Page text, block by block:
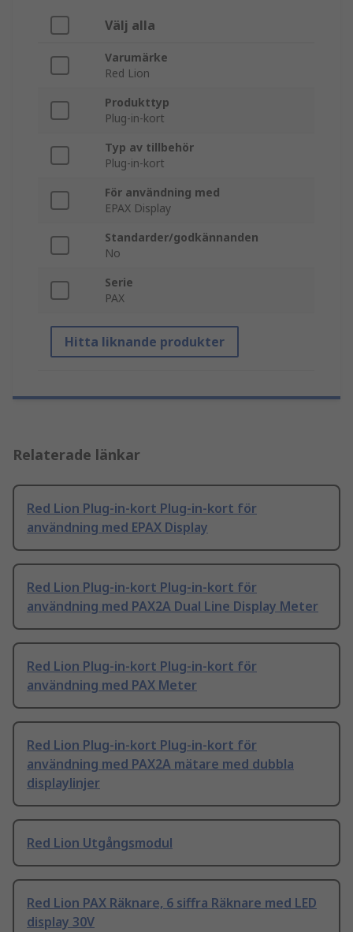
Välj alla
Varumärke
Red Lion
Produkttyp
Plug-in-kort
Typ av tillbehör
Plug-in-kort
För användning med
EPAX Display
Standarder/godkännanden
No
Serie
PAX
Hitta liknande produkter
Relaterade länkar
Red Lion Plug-in-kort Plug-in-kort för
användning med EPAX Display
Red Lion Plug-in-kort Plug-in-kort för
användning med PAX2A Dual Line Display Meter
Red Lion Plug-in-kort Plug-in-kort för
användning med PAX Meter
Red Lion Plug-in-kort Plug-in-kort för
användning med PAX2A mätare med dubbla
displaylinjer
Red Lion Utgångsmodul
Red Lion PAX Räknare, 6 siffra Räknare med LED
display 30V